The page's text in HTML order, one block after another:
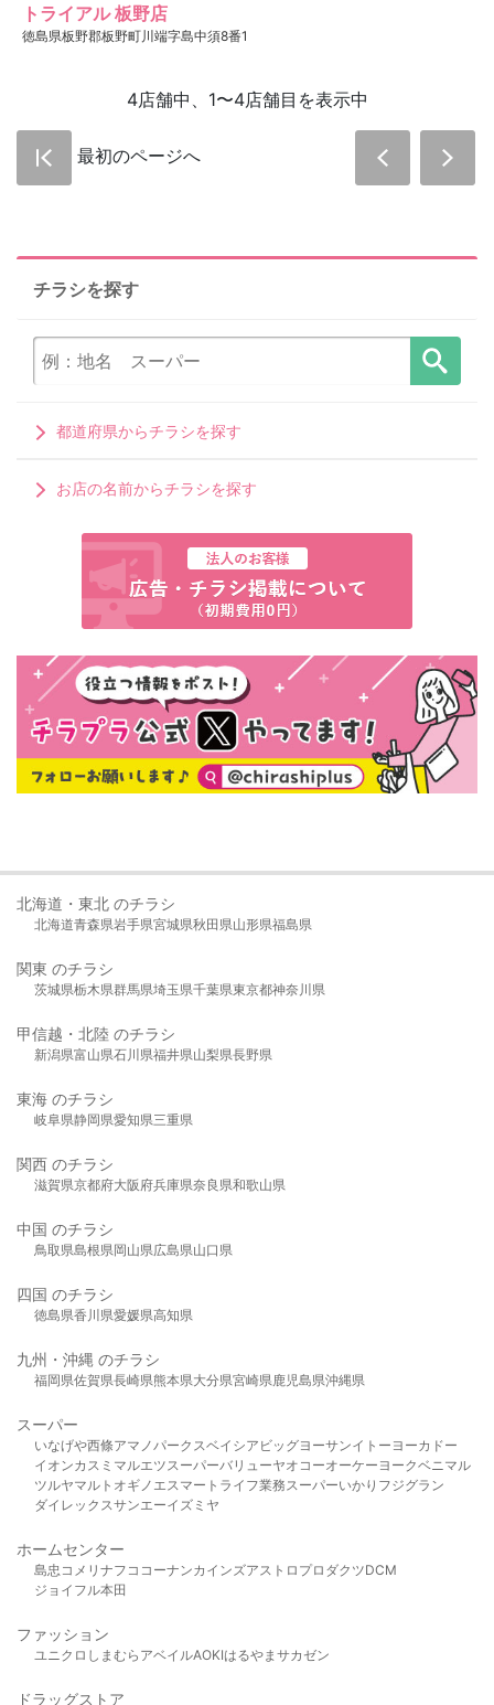
トライアル 板野店
徳島県板野郡板野町川端字島中須8番1
4店舗中、1〜4店舗目を表示中
最初のページへ
チラシを探す
都道府県からチラシを探す
お店の名前からチラシを探す
北海道・東北 のチラシ
北海道青森県岩手県宮城県秋田県山形県福島県
関東 のチラシ
茨城県栃木県群馬県埼玉県千葉県東京都神奈川県
甲信越・北陸 のチラシ
新潟県富山県石川県福井県山梨県長野県
東海 のチラシ
岐阜県静岡県愛知県三重県
関西 のチラシ
滋賀県京都府大阪府兵庫県奈良県和歌山県
中国 のチラシ
鳥取県島根県岡山県広島県山口県
四国 のチラシ
徳島県香川県愛媛県高知県
九州・沖縄 のチラシ
福岡県佐賀県長崎県熊本県大分県宮崎県鹿児島県沖縄県
スーパー
いなげや西條アマノパークスベイシア ビッグヨーサンイトーヨーカドー
イオンカスミ マルエツスーパーバリューヤオコーオーケー ヨークベニマル
ツルヤマルト オギノ エスマート ライフ業務スーパーいかり フジグラン
ダイレックスサンエーイズミヤ
ホームセンター
島忠 コメリ ナフコ コーナンカインズアストロプロダクツDCM
ジョイフル本田
ファッション
ユニクロ しまむら アベイルAOKIはるやま サカゼン
ドラッグストア